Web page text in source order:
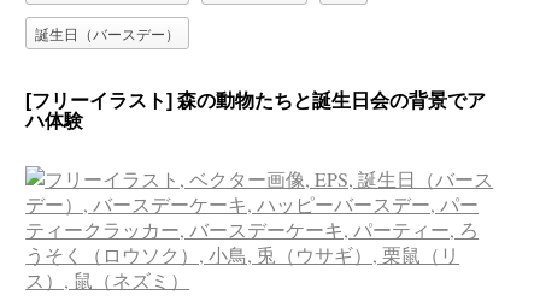
誕生日（バースデー）
[フリーイラスト] 森の動物たちと誕生日会の背景でア
ハ体験